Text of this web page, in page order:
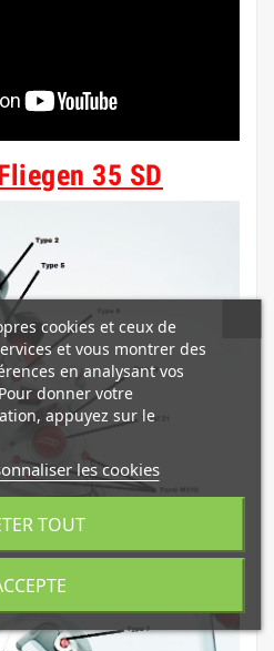
35 SD
cookies et ceux de
et vous montrer des
en analysant vos
donner votre
appuyez sur le
les cookies
TOUT